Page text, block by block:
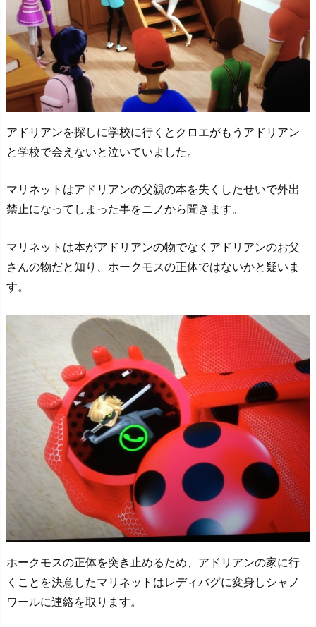
アドリアンを探しに学校に行くとクロエがもうアドリアン
と学校で会えないと泣いていました。
マリネットはアドリアンの父親の本を失くしたせいで外出
禁止になってしまった事をニノから聞きます。
マリネットは本がアドリアンの物でなくアドリアンのお父
さんの物だと知り、ホークモスの正体ではないかと疑いま
す。
ホークモスの正体を突き止めるため、アドリアンの家に行
くことを決意したマリネットはレディバグに変身しシャノ
ワールに連絡を取ります。